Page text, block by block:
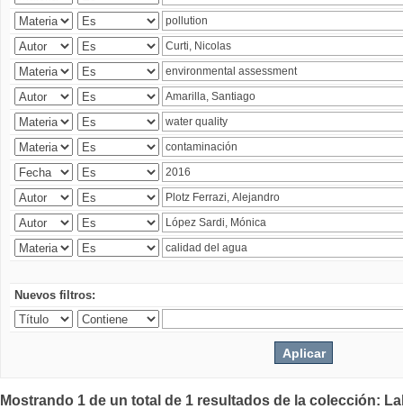
Nuevos filtros:
Mostrando 1 de un total de 1 resultados de la colección: